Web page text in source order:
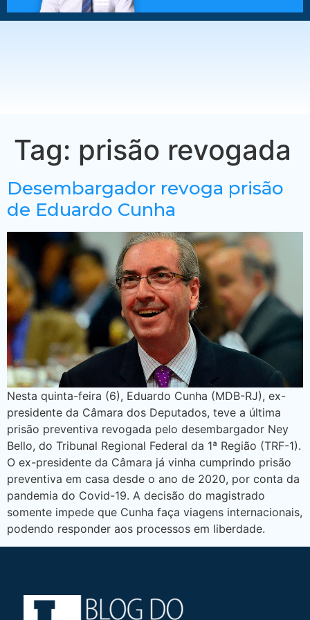
Tag: prisão revogada
Desembargador revoga prisão
de Eduardo Cunha
Nesta quinta-feira (6), Eduardo Cunha (MDB-RJ), ex-
presidente da Câmara dos Deputados, teve a última
prisão preventiva revogada pelo desembargador Ney
Bello, do Tribunal Regional Federal da 1ª Região (TRF-1).
O ex-presidente da Câmara já vinha cumprindo prisão
preventiva em casa desde o ano de 2020, por conta da
pandemia do Covid-19. A decisão do magistrado
somente impede que Cunha faça viagens internacionais,
podendo responder aos processos em liberdade.